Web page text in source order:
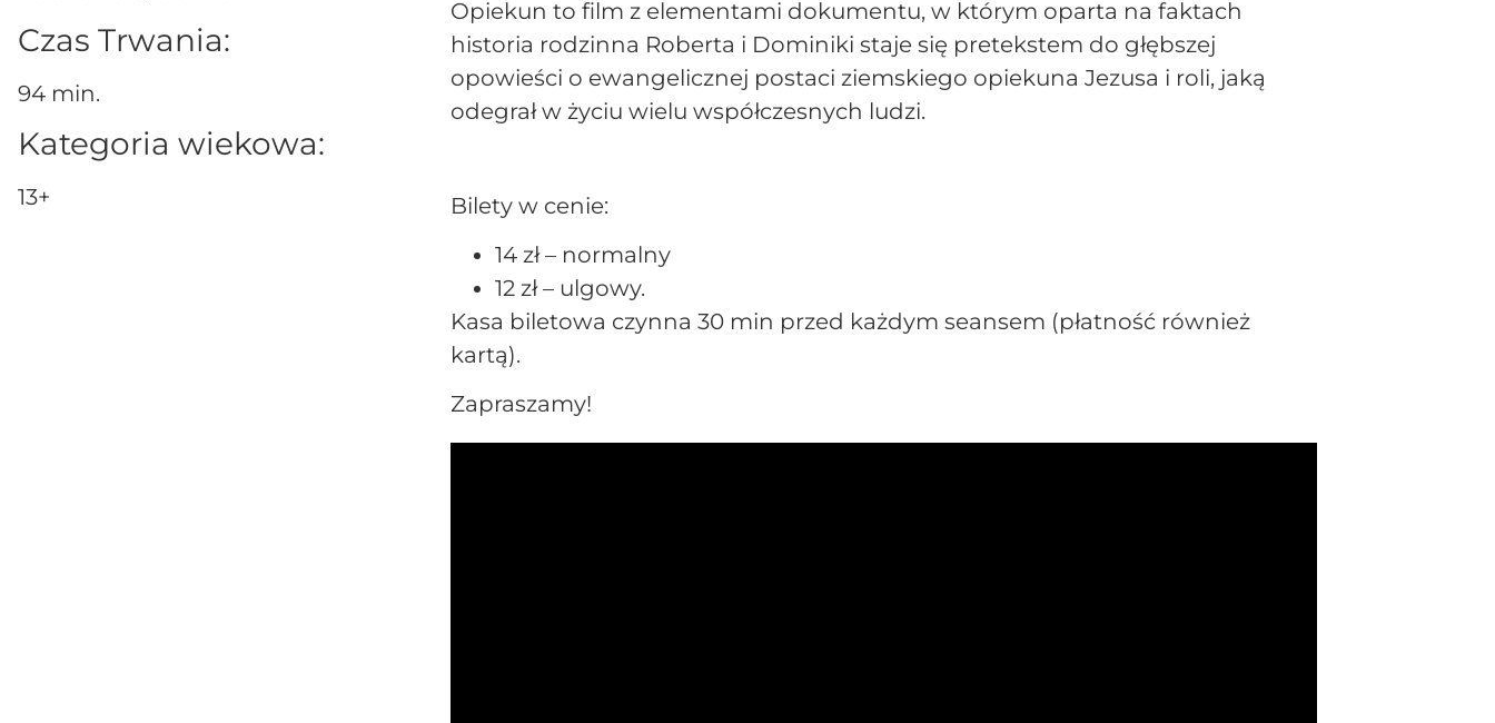
Czas Trwania:
94 min.
Kategoria wiekowa:
13+
Opiekun to film z elementami dokumentu, w którym oparta na faktach
historia rodzinna Roberta i Dominiki staje się pretekstem do głębszej
opowieści o ewangelicznej postaci ziemskiego opiekuna Jezusa i roli, jaką
odegrał w życiu wielu współczesnych ludzi.
Bilety w cenie:
14 zł – normalny
12 zł – ulgowy.
Kasa biletowa czynna 30 min przed każdym seansem (płatność również
kartą).
Zapraszamy!